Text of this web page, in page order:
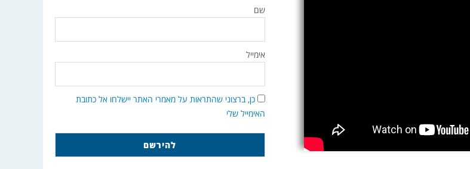
שם
אימייל
כן, ברצוני שהתראות על מאמרי האתר יישלחו אל כתובת
האימייל שלי